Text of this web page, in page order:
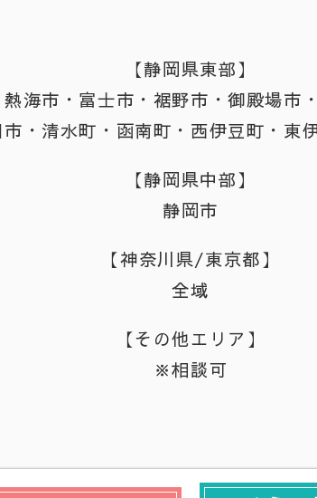
【静岡県東部】
海市・富士市・裾野市・御殿場市
・清水町・函南町・西伊豆町・東
【静岡県中部】
静岡市
【神奈川県/東京都】
全域
【その他エリア】
※相談可